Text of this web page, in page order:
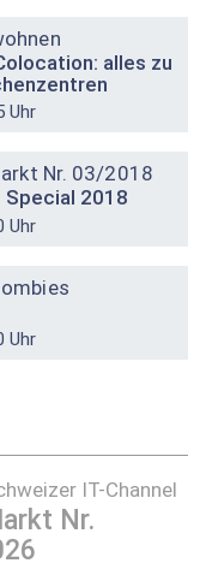
alles zu
Uhr
Nr. 03/2018
Special 2018
Uhr
Uhr
IT-Channel
Nr.